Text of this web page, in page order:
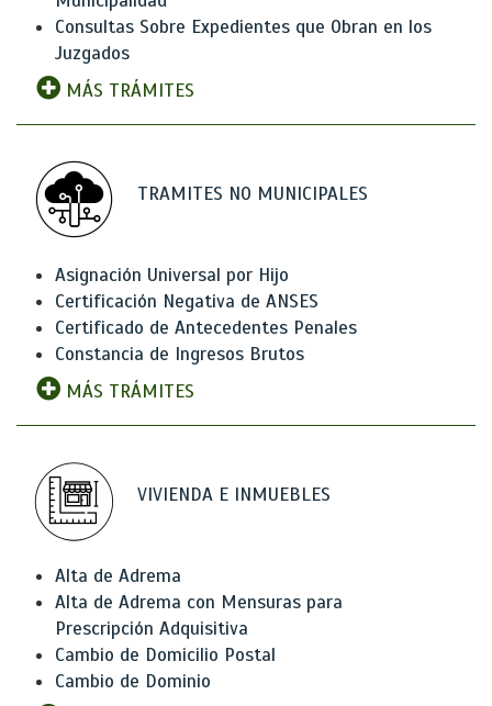
Consultas Sobre Expedientes que Obran en los
Juzgados
MÁS TRÁMITES
TRAMITES NO MUNICIPALES
Asignación Universal por Hijo
Certificación Negativa de ANSES
Certificado de Antecedentes Penales
Constancia de Ingresos Brutos
MÁS TRÁMITES
VIVIENDA E INMUEBLES
Alta de Adrema
Alta de Adrema con Mensuras para
Prescripción Adquisitiva
Cambio de Domicilio Postal
Cambio de Dominio